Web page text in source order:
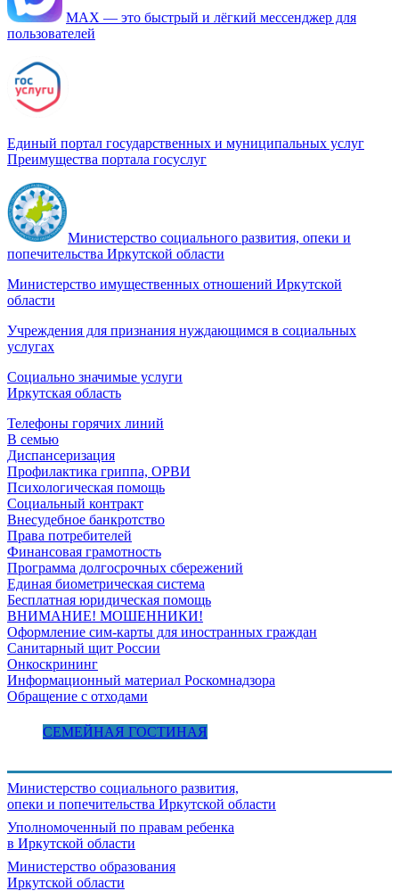
МАХ — это быстрый и лёгкий мессенджер для
пользователей
Единый портал государственных и муниципальных услуг
Преимущества портала госуслуг
Министерство социального развития, опеки и
попечительства Иркутской области
Министерство имущественных отношений Иркутской
области
Учреждения для признания нуждающимся в социальных
услугах
Социально значимые услуги
Иркутская область
Телефоны горячих линий
В семью
Диспансеризация
Профилактика гриппа, ОРВИ
Психологическая помощь
Социальный контракт
Внесудебное банкротство
Права потребителей
Финансовая грамотность
Программа долгосрочных сбережений
Единая биометрическая система
Бесплатная юридическая помощь
ВНИМАНИЕ! МОШЕННИКИ!
Оформление сим-карты для иностранных граждан
Санитарный щит России
Онкоскрининг
Информационный материал Роскомнадзора
Обращение с отходами
СЕМЕЙНАЯ ГОСТИНАЯ
Министерство социального развития,
опеки и попечительства Иркутской области
Уполномоченный по правам ребенка
в Иркутской области
Министерство образования
Иркутской области